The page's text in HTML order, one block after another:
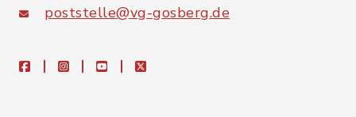
poststelle@vg-gosberg.de
facebookinstagramyoutubeX